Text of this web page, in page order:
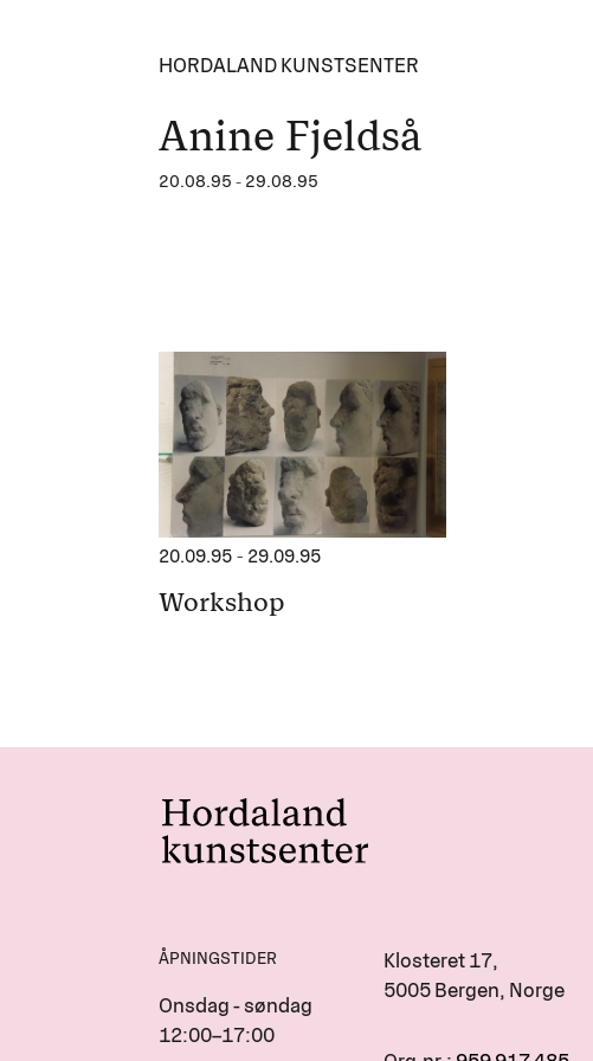
HORDALAND KUNSTSENTER
Anine Fjeldså
20.08.95 - 29.08.95
20.09.95 - 29.09.95
Workshop
ÅPNINGSTIDER
Onsdag - søndag
12:00–17:00
Klosteret 17,
5005 Bergen, Norge